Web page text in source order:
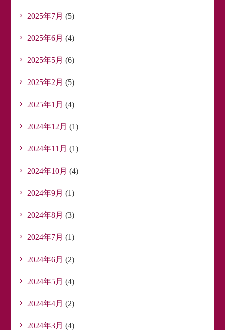
2025年7月 (5)
2025年6月 (4)
2025年5月 (6)
2025年2月 (5)
2025年1月 (4)
2024年12月 (1)
2024年11月 (1)
2024年10月 (4)
2024年9月 (1)
2024年8月 (3)
2024年7月 (1)
2024年6月 (2)
2024年5月 (4)
2024年4月 (2)
2024年3月 (4)